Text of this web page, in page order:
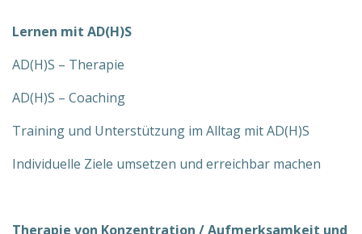
Lernen mit AD(H)S
AD(H)S – Therapie
AD(H)S – Coaching
Training und Unterstützung im Alltag mit AD(H)S
Individuelle Ziele umsetzen und erreichbar machen
Therapie von Konzentration / Aufmerksamkeit und